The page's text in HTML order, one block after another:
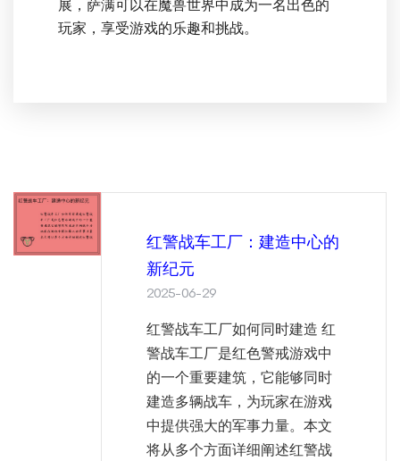
展，萨满可以在魔兽世界中成为一名出色的
玩家，享受游戏的乐趣和挑战。
红警战车工厂：建造中心的
新纪元
2025-06-29
红警战车工厂如何同时建造 红
警战车工厂是红色警戒游戏中
的一个重要建筑，它能够同时
建造多辆战车，为玩家在游戏
中提供强大的军事力量。本文
将从多个方面详细阐述红警战